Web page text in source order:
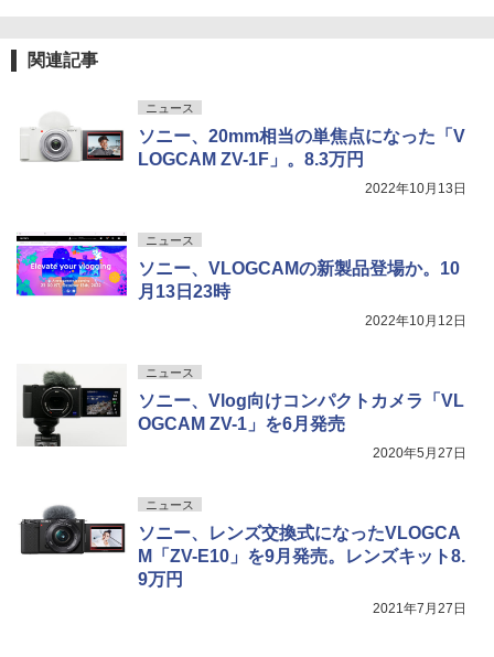
関連記事
ニュース
ソニー、20mm相当の単焦点になった「V
LOGCAM ZV-1F」。8.3万円
2022年10月13日
ニュース
ソニー、VLOGCAMの新製品登場か。10
月13日23時
2022年10月12日
ニュース
ソニー、Vlog向けコンパクトカメラ「VL
OGCAM ZV-1」を6月発売
2020年5月27日
ニュース
ソニー、レンズ交換式になったVLOGCA
M「ZV-E10」を9月発売。レンズキット8.
9万円
2021年7月27日